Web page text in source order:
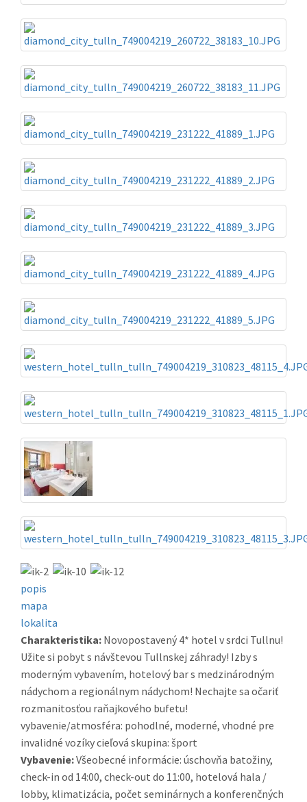
popis
mapa
lokalita
Charakteristika: Novopostavený 4* hotel v srdci Tullnu!
Užite si pobyt s návštevou Tullnskej záhrady! Izby s
moderným vybavením, hotelový bar s medzinárodným
nádychom a regionálnym nádychom! Nechajte sa očariť
rozmanitosťou raňajkového bufetu!
vybavenie/atmosféra: pohodlné, moderné, vhodné pre
invalidné vozíky cieľová skupina: šport
Vybavenie:Všeobecné informácie: úschovňa batožiny,
check-in od 14:00, check-out do 11:00, hotelová hala /
lobby, klimatizácia, počet seminárnych a konferenčných